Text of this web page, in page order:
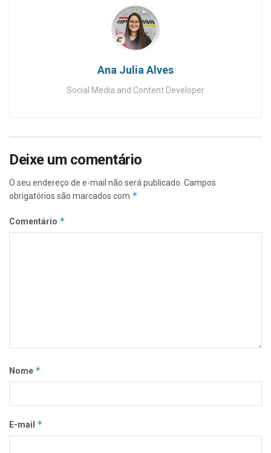
Ana Julia Alves
Social Media and Content Developer
Deixe um comentário
O seu endereço de e-mail não será publicado. Campos
obrigatórios são marcados com *
Comentário *
Nome *
E-mail *